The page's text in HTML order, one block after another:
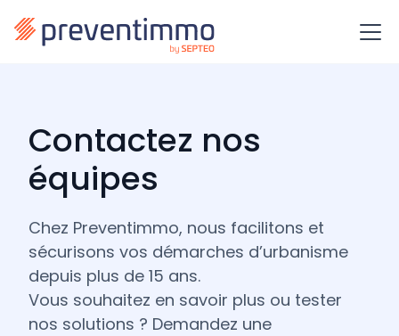
Contactez nos
équipes
Chez Preventimmo, nous facilitons et
sécurisons vos démarches d’urbanisme
depuis plus de 15 ans.
Vous souhaitez en savoir plus ou tester
nos solutions ? Demandez une